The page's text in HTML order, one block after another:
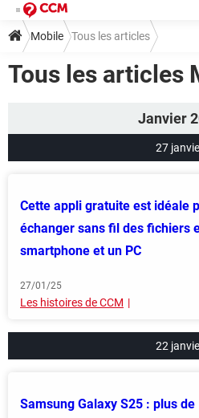
Mobile Tous les articles
Tous les articles
Janvier
27
Cette appli gratuite est idéale
échanger sans fil des fichiers
smartphone et un PC
27/01/25
Les histoires de CCM
22
Samsung Galaxy S25 : plus de